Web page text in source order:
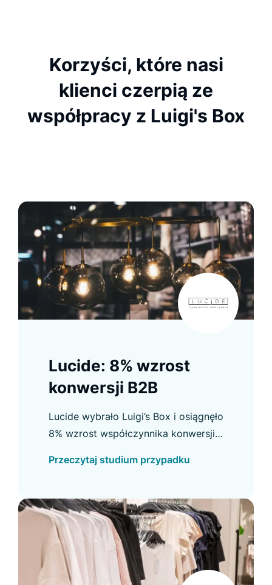
Korzyści, które nasi
klienci czerpią ze
współpracy z Luigi's Box
Lucide: 8% wzrost
konwersji B2B
Lucide wybrało Luigi’s Box i osiągnęło
8% wzrost współczynnika konwersji
szczegóły w case study.
Przeczytaj studium przypadku